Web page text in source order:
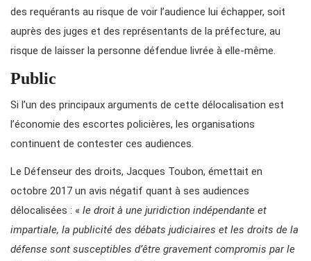
des requérants au risque de voir l’audience lui échapper, soit
auprès des juges et des représentants de la préfecture, au
risque de laisser la personne défendue livrée à elle-même.
Public
Si l’un des principaux arguments de cette délocalisation est
l’économie des escortes policières, les organisations
continuent de contester ces audiences.
Le Défenseur des droits, Jacques Toubon, émettait en
octobre 2017 un avis négatif quant à ses audiences
délocalisées : « le droit à une juridiction indépendante et
impartiale, la publicité des débats judiciaires et les droits de la
défense sont susceptibles d’être gravement compromis par le